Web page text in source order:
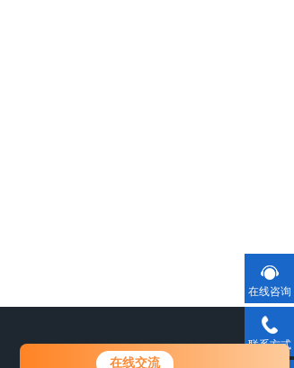
在线交流
在线咨询
联系方式